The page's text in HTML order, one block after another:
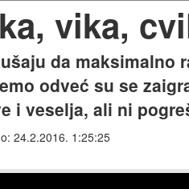
vika,
da maksimalno
odveć su se
i veselja, ali ni
24.2.2016. 1:25:25